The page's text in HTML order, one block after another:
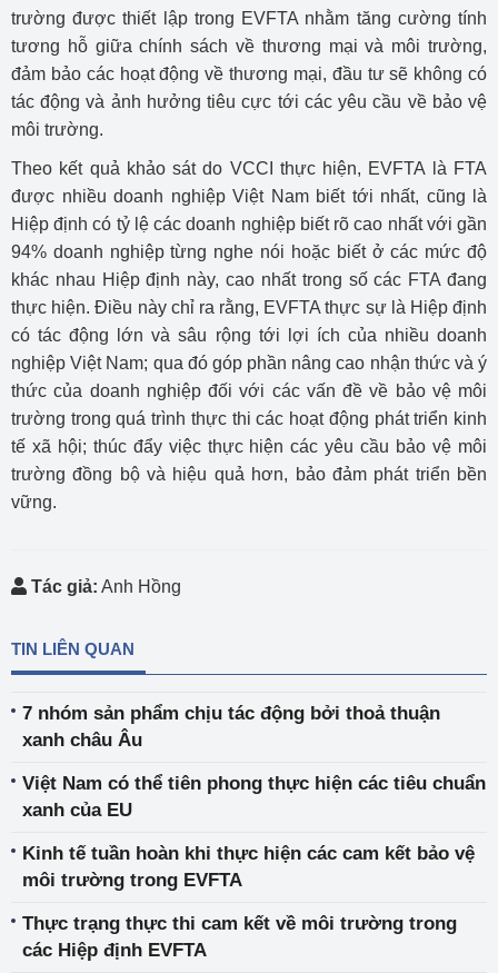
trường được thiết lập trong EVFTA nhằm tăng cường tính
tương hỗ giữa chính sách về thương mại và môi trường,
đảm bảo các hoạt động về thương mại, đầu tư sẽ không có
tác động và ảnh hưởng tiêu cực tới các yêu cầu về bảo vệ
môi trường.
Theo kết quả khảo sát do VCCI thực hiện, EVFTA là FTA
được nhiều doanh nghiệp Việt Nam biết tới nhất, cũng là
Hiệp định có tỷ lệ các doanh nghiệp biết rõ cao nhất với gần
94% doanh nghiệp từng nghe nói hoặc biết ở các mức độ
khác nhau Hiệp định này, cao nhất trong số các FTA đang
thực hiện. Điều này chỉ ra rằng, EVFTA thực sự là Hiệp định
có tác động lớn và sâu rộng tới lợi ích của nhiều doanh
nghiệp Việt Nam; qua đó góp phần nâng cao nhận thức và ý
thức của doanh nghiệp đối với các vấn đề về bảo vệ môi
trường trong quá trình thực thi các hoạt động phát triển kinh
tế xã hội; thúc đẩy việc thực hiện các yêu cầu bảo vệ môi
trường đồng bộ và hiệu quả hơn, bảo đảm phát triển bền
vững.
Tác giả: Anh Hồng
TIN LIÊN QUAN
7 nhóm sản phẩm chịu tác động bởi thoả thuận
xanh châu Âu
Việt Nam có thể tiên phong thực hiện các tiêu chuẩn
xanh của EU
Kinh tế tuần hoàn khi thực hiện các cam kết bảo vệ
môi trường trong EVFTA
Thực trạng thực thi cam kết về môi trường trong
các Hiệp định EVFTA